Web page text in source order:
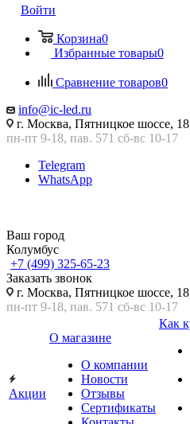
Войти
Корзина0
Избранные товары0
Сравнение товаров0
info@ic-led.ru
г. Москва, Пятницкое шоссе,
пн-пт 9-18, пав. 571 сб-вс 10-17
Telegram
WhatsApp
Ваш город
Колумбус
+7 (499) 325-65-23
Заказать звонок
г. Москва, Пятницкое шоссе,
пн-пт 9-18, пав. 571 сб-вс 10-17
Акции
О магазине
О компании
Новости
Отзывы
Сертификаты
Как